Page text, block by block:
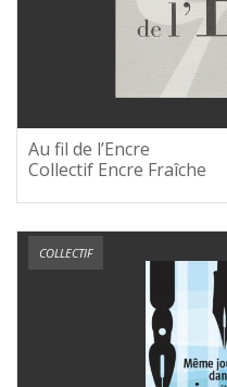
Au fil de l’Encre
Collectif Encre Fraîche
COLLECTIF